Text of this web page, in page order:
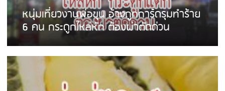
หนุ่มเที่ยวงานพ่อขุน อ้างถูกการ์ดรุมทำร้าย
6 คน กระดูกไหล่หัก ต้องผ่าตัดด่วน